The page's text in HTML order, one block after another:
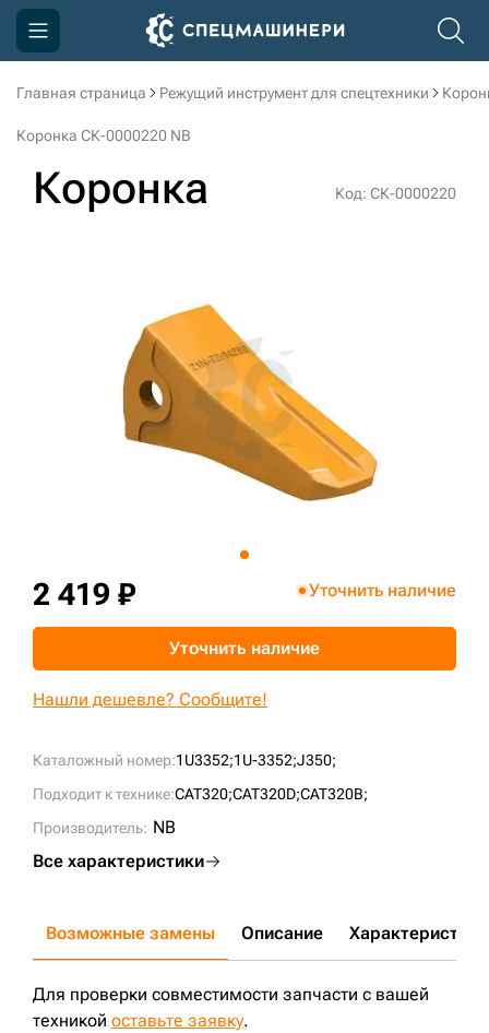
Главная страница Режущий инструмент для спецтехники
Коронка СК-0000220 NB
Коронка Код: СК-0000220
Каталожный номер:1U3352;1U-3352;J350;
Подходит к технике:CAT320;CAT320D;CAT320B;
Производитель: NB
Все характеристики
2 419 ₽ Уточнить наличие
Уточнить наличие
Нашли дешевле? Сообщите!
Возможные замены Описание Характеристики
Для проверки совместимости запчасти с вашей
техникой оставьте заявку.
Компания
Доставка и оплата
3D тур по производству
3D тур по складам